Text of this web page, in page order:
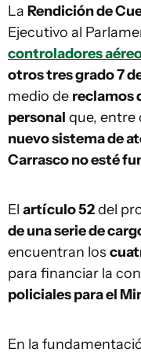
La Rendición de
Ejecutivo al
controladores
otros tres grado 7
medio de reclamos
personal que, entre
nuevo sistema de
Carrasco no esté
El artículo 52del
de una serie de
encuentran los
para financiar la
policiales para el
En la